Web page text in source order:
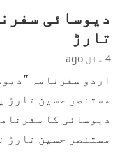
دیوسائی
تارڑ
4 سال ago
اردو سفرنامہ
مستنصر حسین تارڑ
دیوسائی کا
مستنصر حسین تارڑ